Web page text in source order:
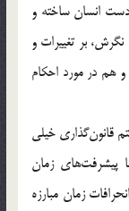
انسان ساخته و
بر تغييرات و
هم در مورد احکام
قانون‌گذاري خيلي
پيشرفت‌هاي زمان
زمان مبارزه